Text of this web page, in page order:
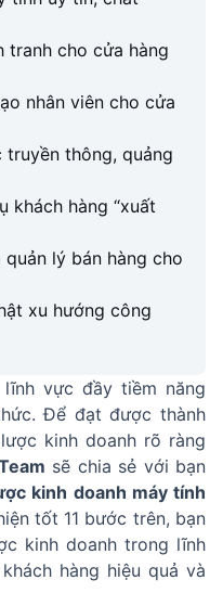
tranh cho cửa hàng
nhân viên cho cửa
truyền thông, quảng
khách hàng “xuất
quản lý bán hàng cho
xu hướng công
vực đầy tiềm năng
Để đạt được thành
kinh doanh rõ ràng
sẽ chia sẻ với bạn
kinh doanh máy tính
tốt 11 bước trên, bạn
kinh doanh trong lĩnh
hàng hiệu quả và